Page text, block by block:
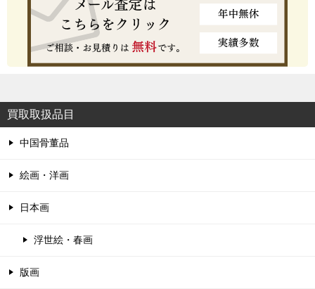
買取取扱品目
中国骨董品
絵画・洋画
日本画
浮世絵・春画
版画